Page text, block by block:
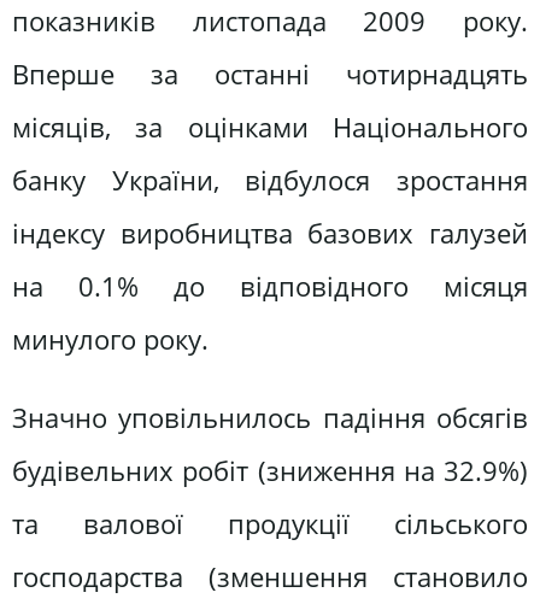
показників листопада 2009 року.
Вперше за останні чотирнадцять
місяців, за оцінками Національного
банку України, відбулося зростання
індексу виробництва базових галузей
на 0.1% до відповідного місяця
минулого року.
Значно уповільнилось падіння обсягів
будівельних робіт (зниження на 32.9%)
та валової продукції сільського
господарства (зменшення становило